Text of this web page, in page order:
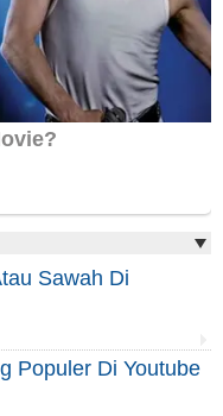
Sawah Di
Populer Di Youtube